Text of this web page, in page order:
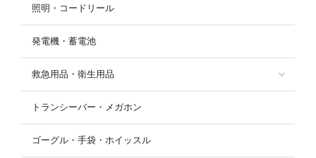
照明・コードリール
発電機・蓄電池
救急用品・衛生用品
トランシーバー・メガホン
ゴーグル・手袋・ホイッスル